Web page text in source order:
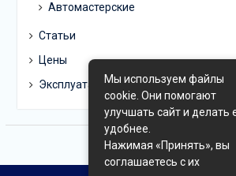
Автомастерские
Статьи
Цены
ЭксплуатацияМы используем файлы
cookie. Они помогают
улучшать сайт и делать
удобнее.
Нажимая «Принять», вы
соглашаетесь с их